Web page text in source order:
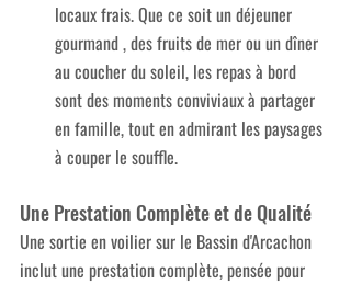
locaux frais. Que ce soit un déjeuner
gourmand , des fruits de mer ou un dîner
au coucher du soleil, les repas à bord
sont des moments conviviaux à partager
en famille, tout en admirant les paysages
à couper le souffle.
Une Prestation Complète et de Qualité
Une sortie en voilier sur le Bassin d'Arcachon
inclut une prestation complète, pensée pour